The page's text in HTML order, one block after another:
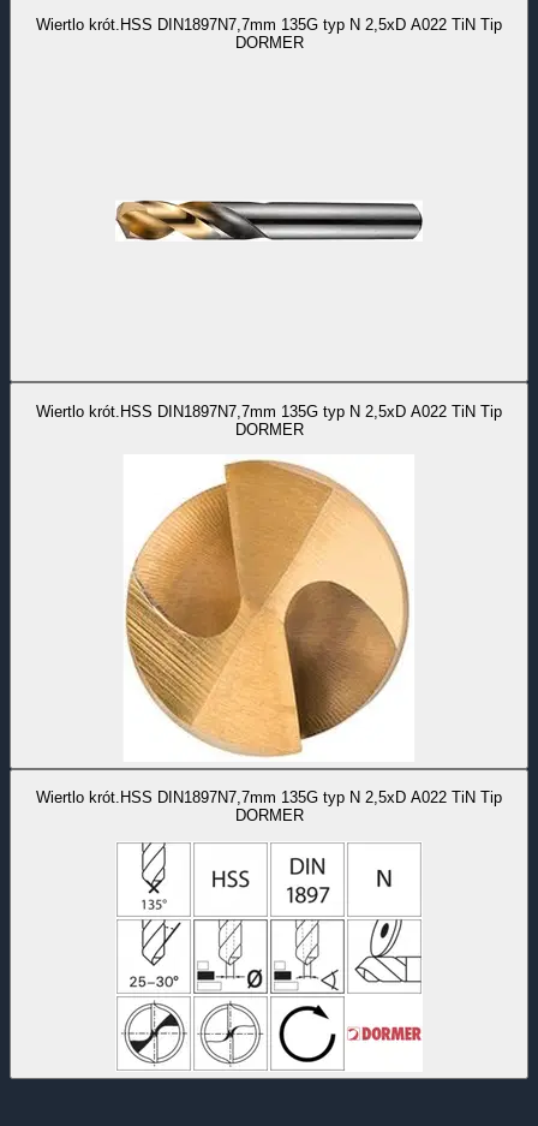
Wiertlo krót.HSS DIN1897N7,7mm 135G typ N 2,5xD A022 TiN Tip
DORMER
Wiertlo krót.HSS DIN1897N7,7mm 135G typ N 2,5xD A022 TiN Tip
DORMER
Wiertlo krót.HSS DIN1897N7,7mm 135G typ N 2,5xD A022 TiN Tip
DORMER